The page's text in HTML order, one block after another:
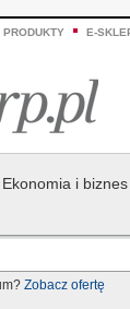
E-
Ekonomia i biznes
Zobacz ofertę